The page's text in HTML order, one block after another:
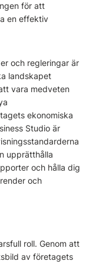
för att
en effektiv
och regleringar är
landskapet
vara medveten
ekonomiska
Studio är
upprätthålla
och hålla dig
och
roll. Genom att
av företagets